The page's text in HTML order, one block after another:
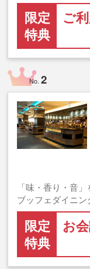
限定
特典
ご
No.2
「味・香り・音
ブッフェダイニ
限定
特典
お